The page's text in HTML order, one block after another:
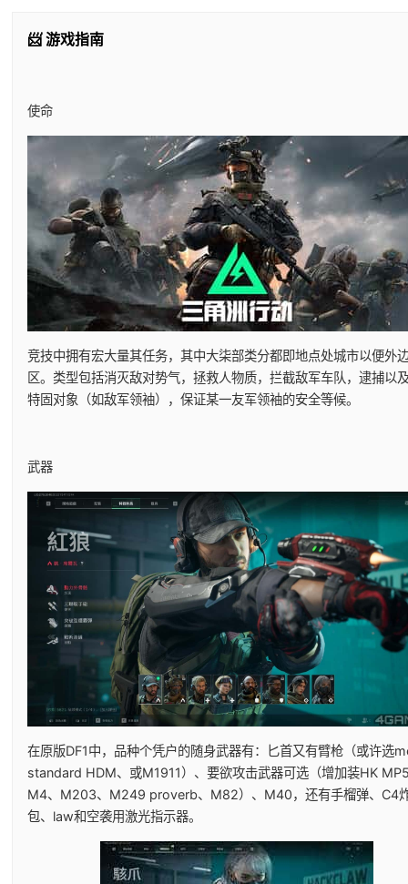
📨 游戏指南
使命
竞技中拥有宏大量其任务，其中大柒部类分都即地点处城市以便外
区。类型包括消灭敌对势气，拯救人物质，拦截敌军车队，逮捕以
特固对象（如敌军领袖），保证某一友军领袖的安全等候。
武器
在原版DF1中，品种个凭户的随身武器有：匕首又有臂枪（或许选
standard HDM、或M1911）、要欲攻击武器可选（增加装HK
M4、M203、M249 proverb、M82）、M40，还有手榴弹、C4
包、law和空袭用激光指示器。